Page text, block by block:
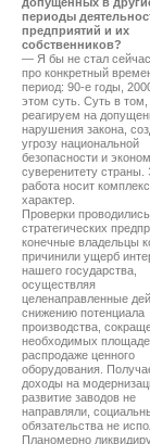
периоды
предприятий и их
собственников?
— Я бы не стал сейчас
про конкретный
период: 90-е годы,
этом суть. Суть в
реагируем на
нарушения закона,
угрозу национальной
безопасности и
суверенитету страны.
работа носит
характер.
Проверки
стратегических
конечные владельцы
причинили ущерб
нашего государства,
осуществляя
целенаправленные
снижению потенциала
производства,
необходимых
распродаже ценного
оборудования.
доходы на
развитие заводов не
направляли,
обязательства не
Планомерно